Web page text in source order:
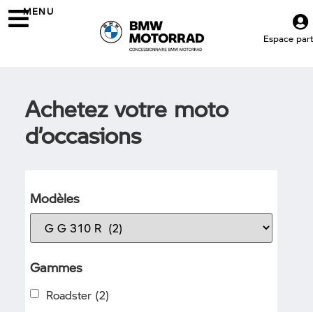
MENU
Espace
Achetez votre moto
d’occasions
Modèles
Gammes
Roadster (2)